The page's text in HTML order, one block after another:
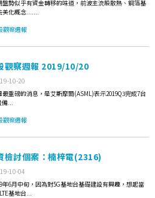
盤勢似乎有資金轉移的味道，前波主流股散熱、銅箔基
美化概念.......
觀察週報
觀察週報 2019/10/20
10-20
最重磅的消息，是艾斯摩爾(ASML)表示2019Q3完成7台
備...
觀察週報
檢討個案：楠梓電(2316)
10-04
年6月中旬，因為對5G基地台基礎建設有興趣，想起當
基地台...